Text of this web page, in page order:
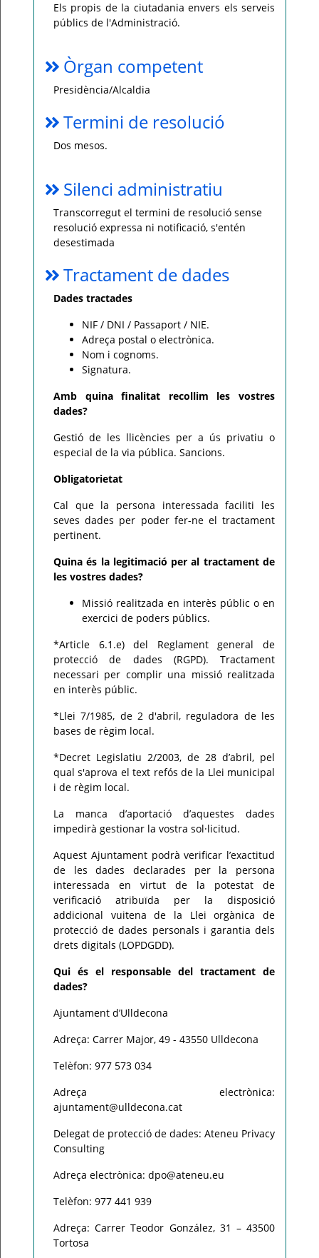
Els propis de la ciutadania envers els serveis
públics de l'Administració.
Òrgan competent
Presidència/Alcaldia
Termini de resolució
Dos mesos.
Silenci administratiu
Transcorregut el termini de resolució sense
resolució expressa ni notificació, s'entén
desestimada
Tractament de dades
Dades tractades
NIF / DNI / Passaport / NIE.
Adreça postal o electrònica.
Nom i cognoms.
Signatura.
Amb quina finalitat recollim les vostres
dades?
Gestió de les llicències per a ús privatiu o
especial de la via pública. Sancions.
Obligatorietat
Cal que la persona interessada faciliti les
seves dades per poder fer-ne el tractament
pertinent.
Quina és la legitimació per al tractament de
les vostres dades?
Missió realitzada en interès públic o en
exercici de poders públics.
*Article 6.1.e) del Reglament general de
protecció de dades (RGPD). Tractament
necessari per complir una missió realitzada
en interès públic.
*Llei 7/1985, de 2 d'abril, reguladora de les
bases de règim local.
*Decret Legislatiu 2/2003, de 28 d’abril, pel
qual s'aprova el text refós de la Llei municipal
i de règim local.
La manca d’aportació d’aquestes dades
impedirà gestionar la vostra sol·licitud.
Aquest Ajuntament podrà verificar l’exactitud
de les dades declarades per la persona
interessada en virtut de la potestat de
verificació atribuïda per la disposició
addicional vuitena de la Llei orgànica de
protecció de dades personals i garantia dels
drets digitals (LOPDGDD).
Qui és el responsable del tractament de
dades?
Ajuntament d’Ulldecona
Adreça: Carrer Major, 49 - 43550 Ulldecona
Telèfon: 977 573 034
Adreça electrònica:
ajuntament@ulldecona.cat
Delegat de protecció de dades: Ateneu Privacy
Consulting
Adreça electrònica: dpo@ateneu.eu
Telèfon: 977 441 939
Adreça: Carrer Teodor González, 31 – 43500
Tortosa